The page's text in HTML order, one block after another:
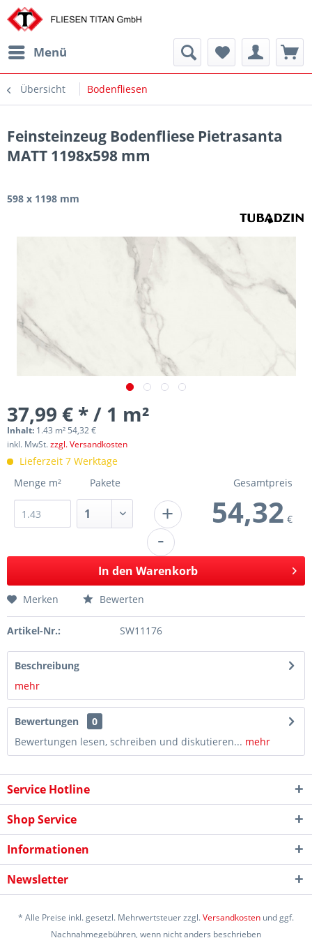
Menü
Übersicht Bodenfliesen
Feinsteinzeug Bodenfliese Pietrasanta
MATT 1198x598 mm
598 x 1198 mm
37,99 € * / 1 m²
Inhalt: 1.43 m² 54,32 €
inkl. MwSt.zzgl. Versandkosten
Lieferzeit 7 Werktage
Menge m²
Pakete
+
-
Gesamtpreis
54,32 €
In den Warenkorb
Merken Bewerten
Artikel-Nr.: SW11176
Beschreibung
mehr
Bewertungen
0
Bewertungen lesen, schreiben und diskutieren... mehr
Service Hotline
Shop Service
Informationen
Newsletter
* Alle Preise inkl. gesetzl. Mehrwertsteuer zzgl.Versandkosten und ggf.
Nachnahmegebühren, wenn nicht anders beschrieben